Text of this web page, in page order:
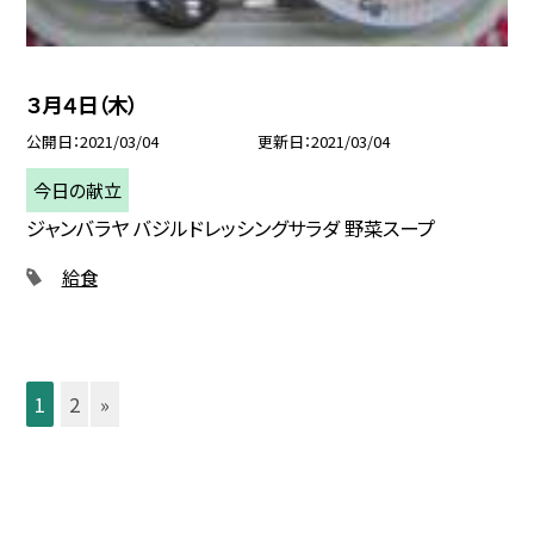
３月４日（木）
公開日 2021/03/04 更新日 2021/03/04
今日の献立
ジャンバラヤ バジルドレッシングサラダ 野菜スープ
給食
1 2 »